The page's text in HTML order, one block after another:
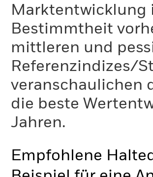
Marktentwicklung
Bestimmtheit
mittleren und
Referenzindizes/
veranschaulichen
die beste
Jahren.
Empfohlene